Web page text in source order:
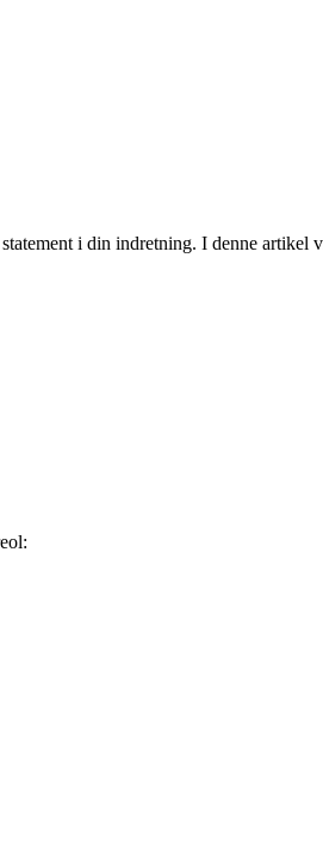
i din indretning. I denne